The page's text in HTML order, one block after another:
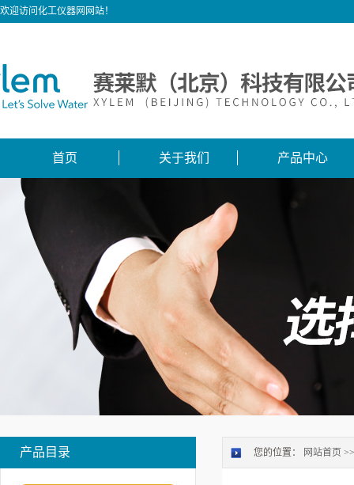
欢迎访问化工仪器网网站！
首页 关于我们 产品中心
产品目录 您的位置： 网站首页